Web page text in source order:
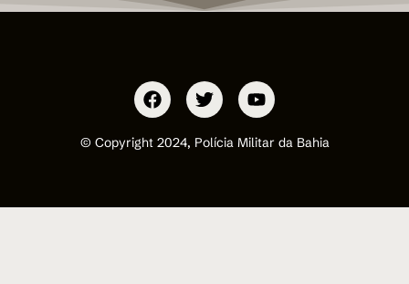
© Copyright 2024, Polícia Militar da Bahia